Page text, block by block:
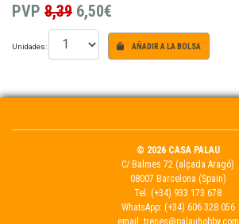
PVP 8,39 6,50€
Unidades: AÑADIR A LA BOLSA
© 2026 CASA PALAU
C/ Balmes 72 (alçada Aragó)
08007 Barcelona (Spain)
Tel. (+34) 933 173 678
WhatsApp: (+34) 606 328 056
email: trenes@palauhobby.com